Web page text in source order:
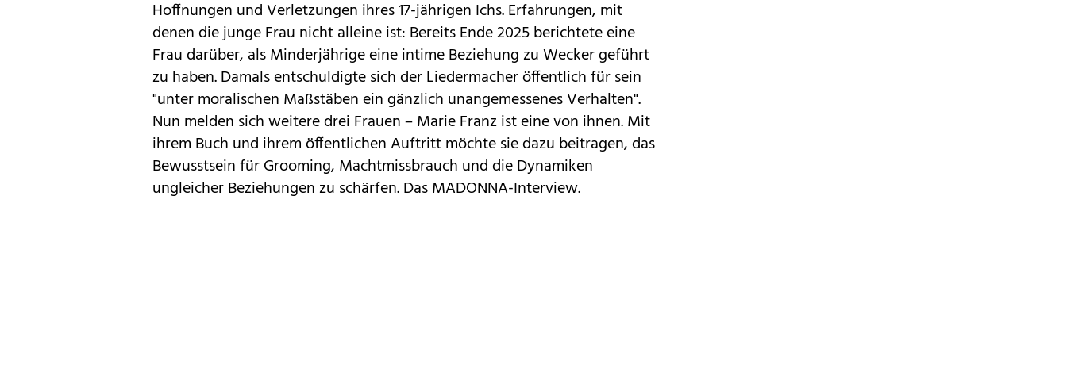
Hoffnungen und Verletzungen ihres 17-jährigen Ichs. Erfahrungen, mit
denen die junge Frau nicht alleine ist: Bereits Ende 2025 berichtete eine
Frau darüber, als Minderjährige eine intime Beziehung zu Wecker geführt
zu haben. Damals entschuldigte sich der Liedermacher öffentlich für sein
"unter moralischen Maßstäben ein gänzlich unangemessenes Verhalten".
Nun melden sich weitere drei Frauen – Marie Franz ist eine von ihnen. Mit
ihrem Buch und ihrem öffentlichen Auftritt möchte sie dazu beitragen, das
Bewusstsein für Grooming, Machtmissbrauch und die Dynamiken
ungleicher Beziehungen zu schärfen. Das MADONNA-Interview.